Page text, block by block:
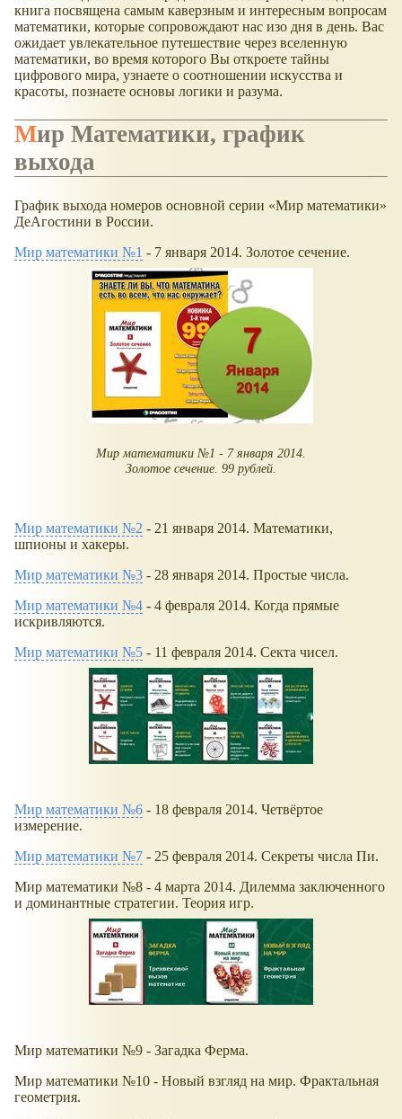
книга посвящена самым каверзным и интересным вопросам
математики, которые сопровождают нас изо дня в день. Вас
ожидает увлекательное путешествие через вселенную
математики, во время которого Вы откроете тайны
цифрового мира, узнаете о соотношении искусства и
красоты, познаете основы логики и разума.
Мир Математики, график
выхода
График выхода номеров основной серии
Мир математики
ДеАгостини в России.
Мир математики №1 - 7 января 2014. Золотое сечение.
Мир математики №1 - 7 января 2014.
Золотое сечение. 99 рублей.
Мир математики №2 - 21 января 2014. Математики,
шпионы и хакеры.
Мир математики №3 - 28 января 2014. Простые числа.
Мир математики №4 - 4 февраля 2014. Когда прямые
искривляются.
Мир математики №5 - 11 февраля 2014. Секта чисел.
Мир математики №6 - 18 февраля 2014. Четвёртое
измерение.
Мир математики №7 - 25 февраля 2014. Секреты числа Пи.
Мир математики №8 - 4 марта 2014. Дилемма заключенного
и доминантные стратегии. Теория игр.
Мир математики №9 - Загадка Ферма.
Мир математики №10 - Новый взгляд на мир. Фрактальная
геометрия.